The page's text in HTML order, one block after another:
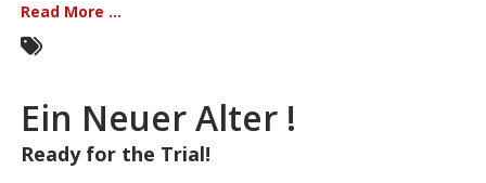
Read More ...
Ein Neuer Alter !
Ready for the Trial!